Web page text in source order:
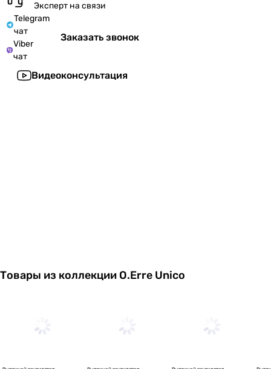
Эксперт на связи
Telegram
чат
Viber
чат
Заказать звонок
Видеоконсультация
Товары из коллекции O.Erre Unico